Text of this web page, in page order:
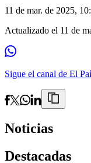
11 de mar. de 2025,
Actualizado el 11 de
Sigue el canal de El
Noticias
Destacadas